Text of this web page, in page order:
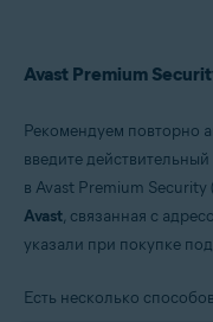
Avast Premium
Рекомендуем повторно
введите действительный
в Avast Premium
Avast, связанная с
указали при покупке
Есть несколько